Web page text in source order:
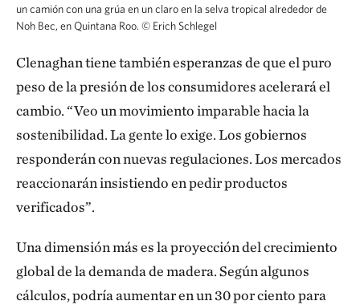
un camión con una grúa en un claro en la selva tropical alrededor de
Noh Bec, en Quintana Roo. © Erich Schlegel
Clenaghan tiene también esperanzas de que el puro
peso de la presión de los consumidores acelerará el
cambio. “Veo un movimiento imparable hacia la
sostenibilidad. La gente lo exige. Los gobiernos
responderán con nuevas regulaciones. Los mercados
reaccionarán insistiendo en pedir productos
verificados”.
Una dimensión más es la proyección del crecimiento
global de la demanda de madera. Según algunos
cálculos, podría aumentar en un 30 por ciento para